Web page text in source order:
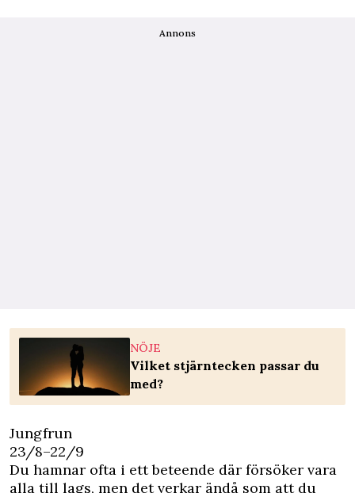
Annons
NÖJE
Vilket stjärntecken passar du
med?
Jungfrun
23/8–22/9
Du hamnar ofta i ett beteende där försöker vara
alla till lags, men det verkar ändå som att du